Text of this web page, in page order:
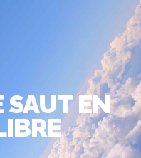
SAUT EN